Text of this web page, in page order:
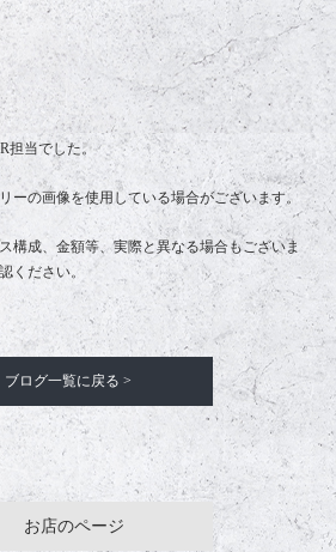
担当でした。
ーの画像を使用している場合がございます。
構成、金額等、実際と異なる場合もございま
ください。
ブログ一覧に戻る >
お店のページ